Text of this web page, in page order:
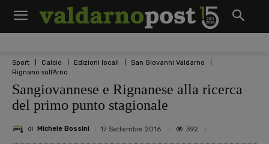
Sport Calcio Edizioni locali
San Giovanni Valdarno
Rignano sull'Arno
Sangiovannese e Rignanese alla ricerca
del primo punto stagionale
di Michele Bossini 17 Settembre 2016 392